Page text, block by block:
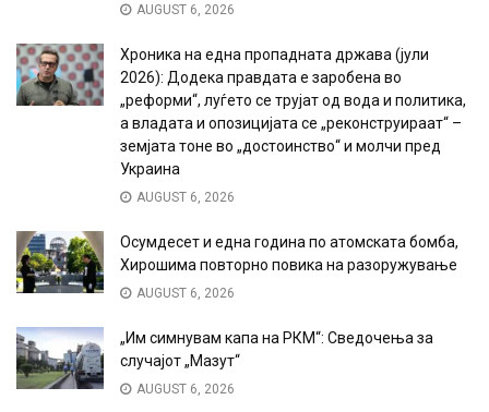
AUGUST 6, 2026
Хроника на една пропадната држава (јули
2026): Додека правдата е заробена во
„реформи“, луѓето се трујат од вода и политика,
а владата и опозицијата се „реконструираат“ –
земјата тоне во „достоинство“ и молчи пред
Украина
AUGUST 6, 2026
Осумдесет и една година по атомската бомба,
Хирошима повторно повика на разоружување
AUGUST 6, 2026
„Им симнувам капа на РКМ“: Сведочења за
случајот „Мазут“
AUGUST 6, 2026